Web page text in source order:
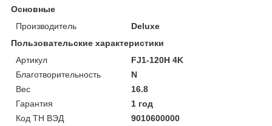
Основные
Производитель
Deluxe
Пользовательские характеристики
Артикул
FJ1-120H 4K
Благотворительность
N
Вес
16.8
Гарантия
1 год
Код ТН ВЭД
9010600000